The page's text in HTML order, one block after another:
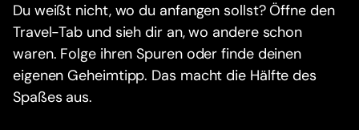
Du weißt nicht, wo du anfangen sollst? Öffne den
Travel-Tab und sieh dir an, wo andere schon
waren. Folge ihren Spuren oder finde deinen
eigenen Geheimtipp. Das macht die Hälfte des
Spaßes aus.